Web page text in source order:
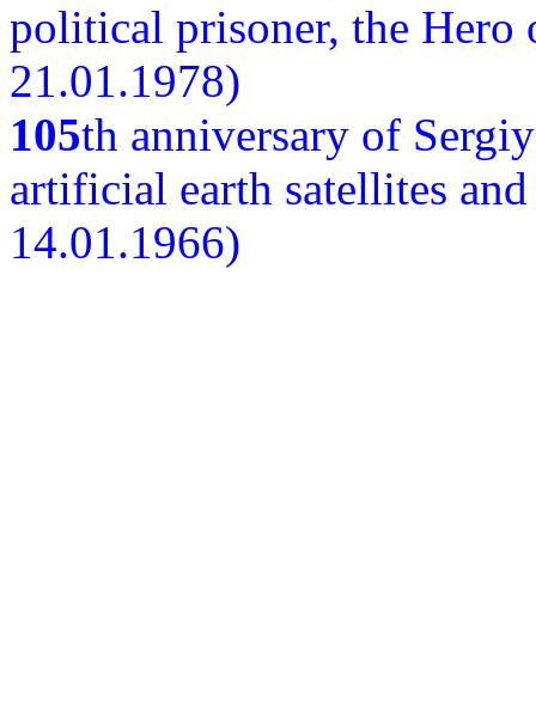
political prisoner, the
21.01.1978)
105th anniversary of
artificial earth satellites
14.01.1966)